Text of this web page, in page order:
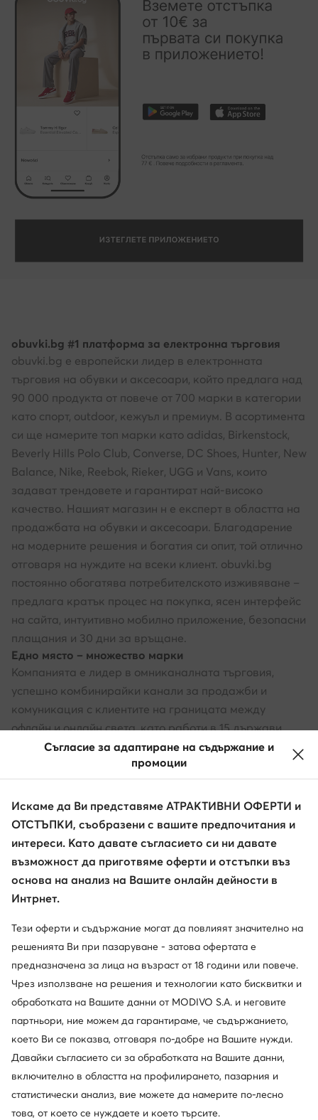
obuvki.bg #1 платформа за електронна търговия
obuvki.bg е европейски лидер в електронната
търговия на обувки и аксесоари, който предлага над
90 000 продукта от повече от 700 марки в категории
като спорт, outdoor, кежуъл и премиум. В асортимента
си ще намерите топ марки като adidas, Birkenstock,
Beverly Hills Polo Club, Converse, DC Shoes, Hunter, New
Balance, Nike, Reebok, Rieker, UGG и Vans, които
задават трендовете и гарантират най-високо
качество. Нашият магазин н е експерт в областта на
продажбата на обувки и аксесоари. Благодарение
на модерните решения и богатия си опит, той отлично
отговаря на нуждите на всеки клиент. obuvki.bg
постоянно обогатява потребителското изживяване –
предлага кратък процес на покупка, ясен интерфейс
на сайта, интуитивно мобилно приложение, безопасни
плащания и 30 дни за връщане.
Едно място – множество марки
Компанията е лидер в омниканалната търговия,
успешно комбинирайки канали за продажби и
комуникация с клиентите на границата между
офлайн и онлайн света, като работи в 15 държави.
Магазините на обувки.bg се намират в 49 локации в
България и в чужбина, включително в Чехия, Румъния,
както и в Латвия и Словакия. Бъдете още по-близо
до топ марките с obuvki.bg.
Съгласие за адаптиране на съдържание и
промоции
Искаме да Ви представяме АТРАКТИВНИ ОФЕРТИ и
ОТСТЪПКИ, съобразени с вашите предпочитания и
интереси. Като давате съгласието си ни давате
възможност да приготвяме оферти и отстъпки въз
основа на анализ на Вашите онлайн дейности в
Интрнет.
Тези оферти и съдържание могат да повлияят значително на
решенията Ви при пазаруване - затова офертата е
предназначена за лица на възраст от 18 години или повече.
Чрез използване на решения и технологии като бисквитки и
обработката на Вашите данни от MODIVO S.A. и неговите
партньори, ние можем да гарантираме, че съдържанието,
което Ви се показва, отговаря по-добре на Вашите нужди.
Давайки съгласието си за обработката на Вашите данни,
включително в областта на профилирането, пазарния и
статистически анализ, вие можете да намерите по-лесно
това, от което се нуждаете и което търсите.